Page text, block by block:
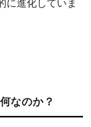
に進化していま
なのか？